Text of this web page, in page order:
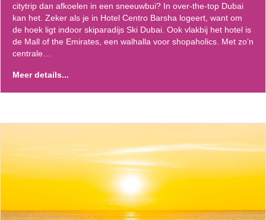
citytrip dan afkoelen in een sneeuwbui? In over-the-top Dubai
kan het. Zeker als je in Hotel Centro Barsha logeert, want om
de hoek ligt indoor skiparadijs Ski Dubai. Ook vlakbij het hotel is
de Mall of the Emirates, een walhalla voor shopaholics. Met zo’n
centrale…
Meer details...